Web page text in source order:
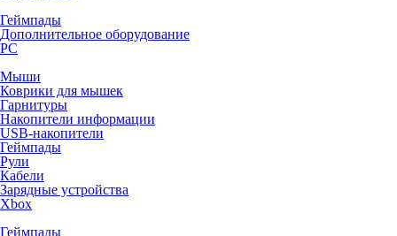
Геймпады
Дополнительное оборудование
PC
Мыши
Коврики для мышек
Гарнитуры
Накопители информации
USB-накопители
Геймпады
Рули
Кабели
Зарядные устройства
Xbox
Геймпады